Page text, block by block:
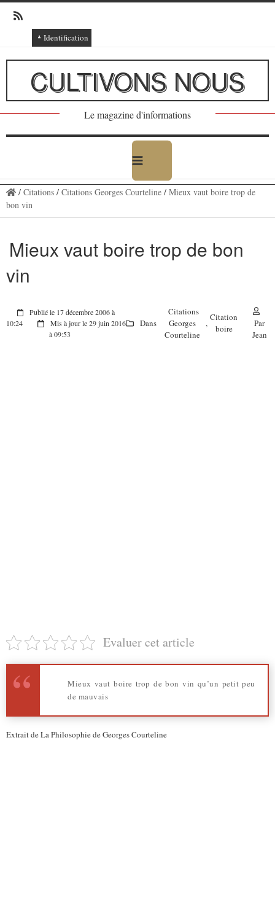
Identification
Connexion
Connexion via Facebook
Inscription
Ajout texte ou poème
CULTIVONS NOUS
Le magazine d'informations
/ Citations/ Citations Georges Courteline/ Mieux vaut boire trop de
bon vin
Mieux vaut boire trop de bon
vin
Publié le 17 décembre 2006 à
10:24
Mis à jour le 29 juin 2016
à 09:53
Dans
Citations
Georges
Courteline
,
Citation
boire
Par
Jean
Evaluer cet article
Mieux vaut boire trop de bon vin qu’un petit peu
de mauvais
Extrait de La Philosophie de Georges Courteline